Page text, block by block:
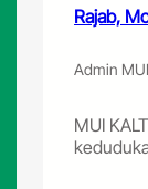
Rajab,
Admin
MUI